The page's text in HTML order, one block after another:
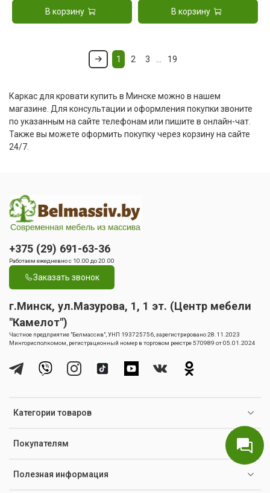
В корзину В корзину
1 2 3 … 19
Каркас для кровати купить в Минске можно в нашем
магазине. Для консультации и оформления покупки звоните
по указанным на сайте телефонам или пишите в онлайн-чат.
Также вы можете оформить покупку через корзину на сайте
24/7.
Категории товаров
Покупателям
Полезная информация
+375 (29) 691-63-36
Работаем ежедневно с 10.00 до 20.00
Заказать звонок
г.Минск, ул.Мазурова, 1, 1 эт. (Центр мебели
"Камелот")
Частное предприятие "Белмассив", УНП 193725756, зарегистрировано 28.11.2023
Мингорисполкомом, регистрационный номер в торговом реестре 570989 от 05.01.2024